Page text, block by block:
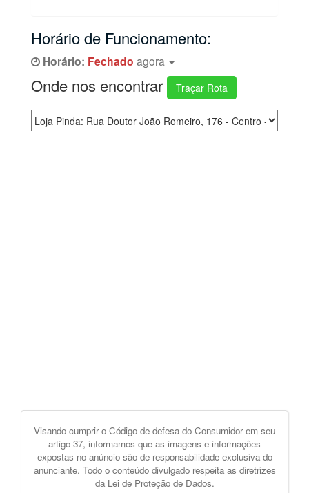
Horário de Funcionamento:
Horário: Fechado agora
Onde nos encontrar Traçar Rota
Visando cumprir o Código de defesa do Consumidor em seu
artigo 37, informamos que as imagens e informações
expostas no anúncio são de responsabilidade exclusiva do
anunciante. Todo o conteúdo divulgado respeita as diretrizes
da Lei de Proteção de Dados.